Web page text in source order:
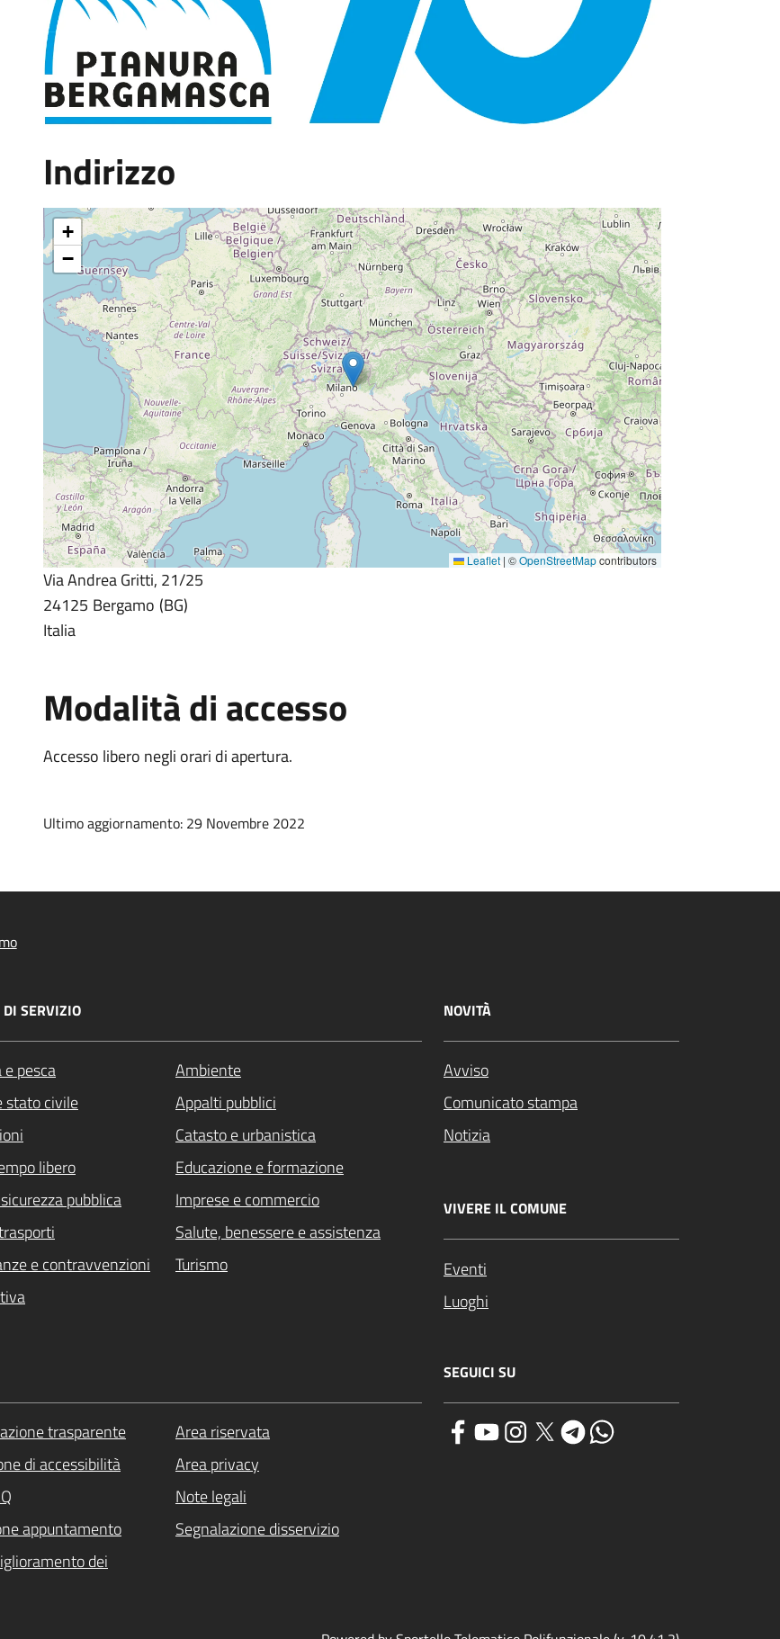
Indirizzo
+
−
Leaflet | ©OpenStreetMapcontributors
Via Andrea Gritti, 21/25
24125 Bergamo BG
Italia
Modalità di accesso
Accesso libero negli orari di apertura.
Ultimo aggiornamento: 29 Novembre 2022
DI SERVIZIO
pesca
Ambiente
stato civile
Appalti pubblici
Catasto e urbanistica
libero
Educazione e formazione
pubblica
Imprese e commercio
Salute, benessere e assistenza
e contravvenzioni
Turismo
NOVITÀ
Avviso
Comunicato stampa
Notizia
VIVERE IL COMUNE
Eventi
Luoghi
trasparente
Area riservata
di accessibilità
Area privacy
Note legali
appuntamento
Segnalazione disservizio
dei
SEGUICI SU